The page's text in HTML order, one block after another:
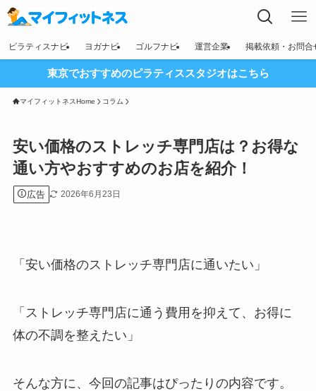
ピラティスナビ ヨガナビ ゴルフナビ 運営企業 掲載依頼・お問合
東京でおすすめのピラティススタジオはこちら
マイフィットネスHome コラム
安い価格のストレッチ専門店は？お得な
通い方やおすすめのお店を紹介！
広告 2026年6月23日
「安い価格のストレッチ専門店に通いたい」
「ストレッチ専門店に通う費用を抑えて、お得に
体の不調を整えたい」
そんな方に、今回の記事はぴったりの内容です。